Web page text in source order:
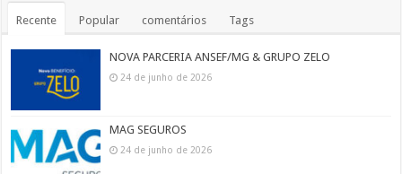
Recente Popular comentários Tags
NOVA PARCERIA ANSEF/MG & GRUPO ZELO
24 de junho de 2026
MAG SEGUROS
24 de junho de 2026